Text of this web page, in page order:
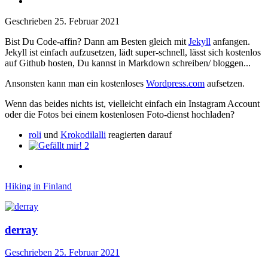
Geschrieben 25. Februar 2021
Bist Du Code-affin? Dann am Besten gleich mit Jekyll anfangen.
Jekyll ist einfach aufzusetzen, lädt super-schnell, lässt sich kostenlos
auf Github hosten, Du kannst in Markdown schreiben/ bloggen...
Ansonsten kann man ein kostenloses Wordpress.com aufsetzen.
Wenn das beides nichts ist, vielleicht einfach ein Instagram Account
oder die Fotos bei einem kostenlosen Foto-dienst hochladen?
roli und Krokodilalli reagierten darauf
2
Hiking in Finland
derray
Geschrieben 25. Februar 2021